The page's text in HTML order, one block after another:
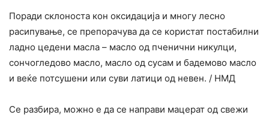
Поради склоноста кон оксидација и многу лесно
расипување, се препорачува да се користат постабилни
ладно цедени масла – масло од пченични никулци,
сончогледово масло, масло од сусам и бадемово масло
и веќе потсушени или суви латици од невен. / НМД
Се разбира, можно е да се направи мацерат од свежи